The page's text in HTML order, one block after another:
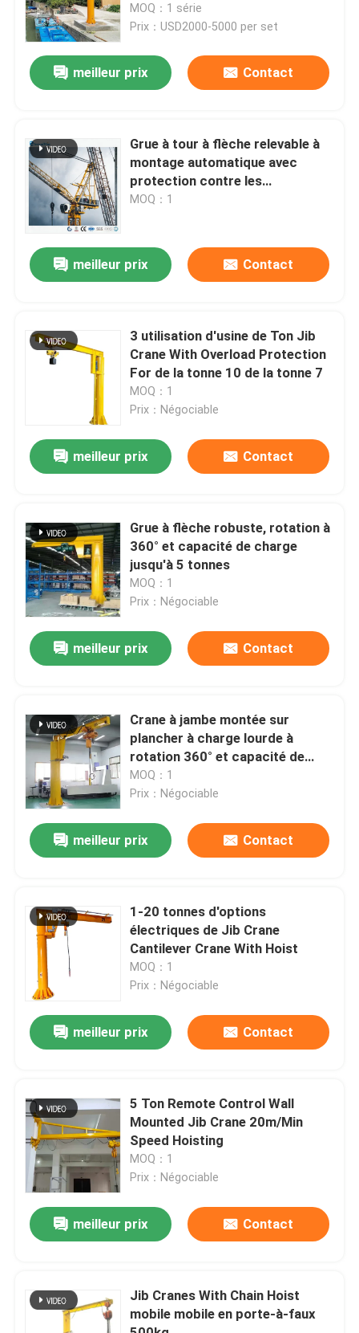
Produits
Au sujet de nous
Visite d'usine
Contactez-nous
Demandez une citation
Machine de grue d'ascenseur
grue de chenille d'araignée
pour levage industriel
MOQ：1 série
Prix：USD2000-5000 per set
meilleur prix Contact
Grue à tour à flèche relevable à
montage automatique avec
protection contre les
surcharges et télécommande
MOQ：1
meilleur prix Contact
3 utilisation d'usine de Ton Jib
Crane With Overload Protection
For de la tonne 10 de la tonne 7
MOQ：1
Prix：Négociable
meilleur prix Contact
Grue à flèche robuste, rotation à
360° et capacité de charge
jusqu'à 5 tonnes
MOQ：1
Prix：Négociable
meilleur prix Contact
Crane à jambe montée sur
plancher à charge lourde à
rotation 360° et capacité de
charge jusqu'à 5 tonnes
MOQ：1
Prix：Négociable
meilleur prix Contact
1-20 tonnes d'options
électriques de Jib Crane
Cantilever Crane With Hoist
MOQ：1
Prix：Négociable
meilleur prix Contact
5 Ton Remote Control Wall
Mounted Jib Crane 20m/Min
Speed Hoisting
MOQ：1
Prix：Négociable
meilleur prix Contact
Jib Cranes With Chain Hoist
mobile mobile en porte-à-faux